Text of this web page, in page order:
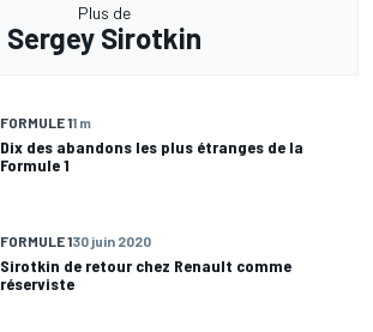
Plus de
Sergey Sirotkin
FORMULE 11 m
Dix des abandons les plus étranges de la
Formule 1
FORMULE 130 juin 2020
Sirotkin de retour chez Renault comme
réserviste